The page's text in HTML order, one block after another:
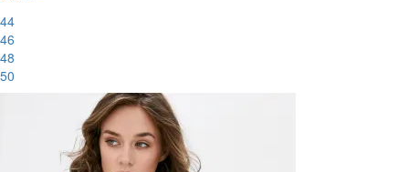
44
46
48
50